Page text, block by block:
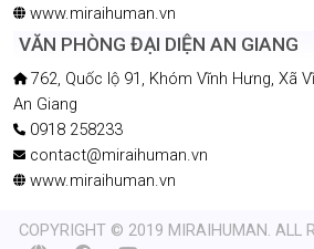
www.miraihuman.vn
VĂN PHÒNG ĐẠI DIỆN AN GIANG
762, Quốc lộ 91, Khóm Vĩnh Hưng, Xã
An Giang
0918 258233
contact@miraihuman.vn
www.miraihuman.vn
COPYRIGHT © 2019 MIRAIHUMAN. ALL